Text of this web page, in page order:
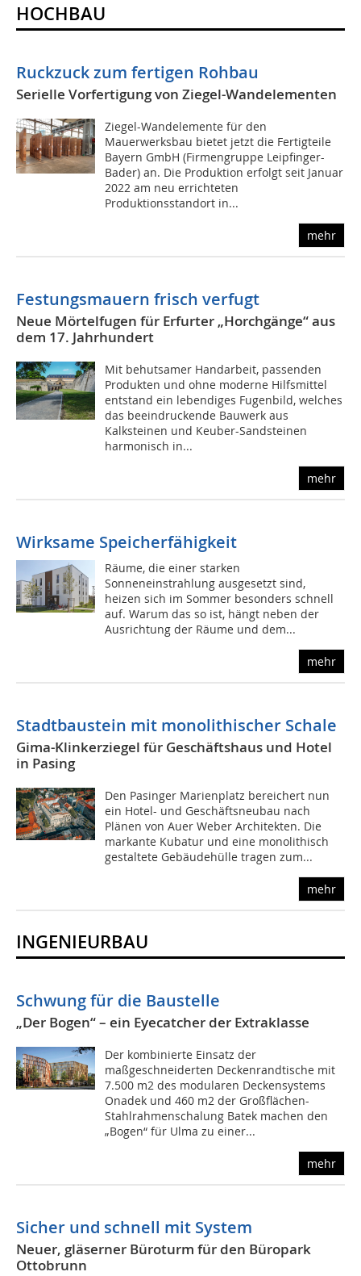
HOCHBAU
Ruckzuck zum fertigen Rohbau
Serielle Vorfertigung von Ziegel-Wandelementen
Ziegel-Wandelemente für den
Mauerwerksbau bietet jetzt die Fertigteile
Bayern GmbH (Firmengruppe Leipfinger-
Bader) an. Die Produktion erfolgt seit Januar
2022 am neu errichteten
Produktionsstandort in...
mehr
Festungsmauern frisch verfugt
Neue Mörtelfugen für Erfurter „Horchgänge“ aus
dem 17. Jahrhundert
Mit behutsamer Handarbeit, passenden
Produkten und ohne moderne Hilfsmittel
entstand ein lebendiges Fugenbild, welches
das beeindruckende Bauwerk aus
Kalksteinen und Keuber-Sandsteinen
harmonisch in...
mehr
Wirksame Speicherfähigkeit
Räume, die einer starken
Sonneneinstrahlung ausgesetzt sind,
heizen sich im Sommer besonders schnell
auf. Warum das so ist, hängt neben der
Ausrichtung der Räume und dem...
mehr
Stadtbaustein mit monolithischer Schale
Gima-Klinkerziegel für Geschäftshaus und Hotel
in Pasing
Den Pasinger Marienplatz bereichert nun
ein Hotel- und Geschäftsneubau nach
Plänen von Auer Weber Architekten. Die
markante Kubatur und eine monolithisch
gestaltete Gebäudehülle tragen zum...
mehr
INGENIEURBAU
Schwung für die Baustelle
„Der Bogen“ – ein Eyecatcher der Extraklasse
Der kombinierte Einsatz der
maßgeschneiderten Deckenrandtische mit
7.500 m2 des modularen Deckensystems
Onadek und 460 m2 der Großflächen-
Stahlrahmenschalung Batek machen den
„Bogen“ für Ulma zu einer...
mehr
Sicher und schnell mit System
Neuer, gläserner Büroturm für den Büropark
Ottobrunn